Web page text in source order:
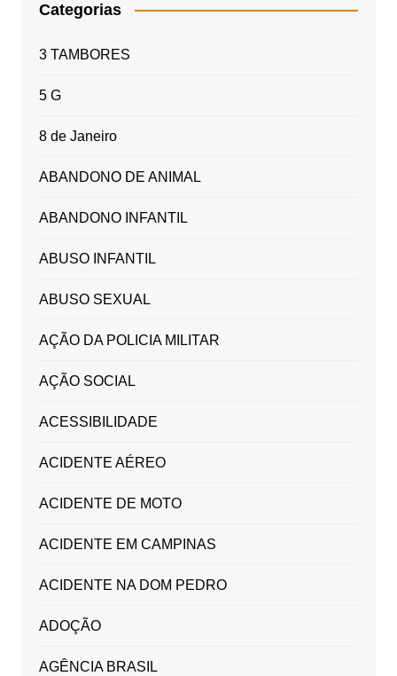
Categorias
3 TAMBORES
5 G
8 de Janeiro
ABANDONO DE ANIMAL
ABANDONO INFANTIL
ABUSO INFANTIL
ABUSO SEXUAL
AÇÃO DA POLICIA MILITAR
AÇÃO SOCIAL
ACESSIBILIDADE
ACIDENTE AÉREO
ACIDENTE DE MOTO
ACIDENTE EM CAMPINAS
ACIDENTE NA DOM PEDRO
ADOÇÃO
AGÊNCIA BRASIL